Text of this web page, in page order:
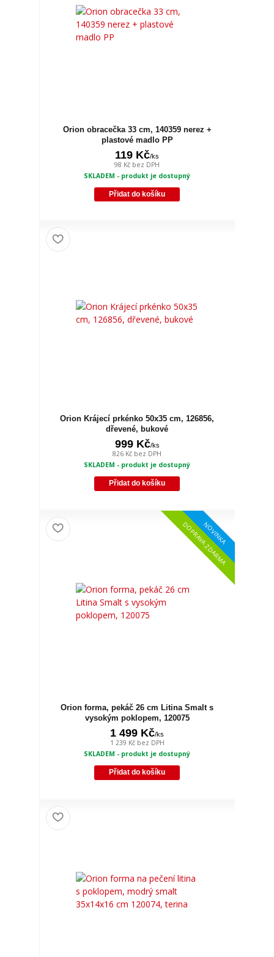
Orion obracečka 33 cm, 140359 nerez +
plastové madlo PP
119 Kč/ks
98 Kč bez DPH
SKLADEM - produkt je dostupný
Přidat do košíku
Orion Krájecí prkénko 50x35 cm, 126856,
dřevené, bukové
999 Kč/ks
826 Kč bez DPH
SKLADEM - produkt je dostupný
Přidat do košíku
NOVINKA
DOPRAVA ZDARMA
Orion forma, pekáč 26 cm Litina Smalt s
vysokým poklopem, 120075
1 499 Kč/ks
1 239 Kč bez DPH
SKLADEM - produkt je dostupný
Přidat do košíku